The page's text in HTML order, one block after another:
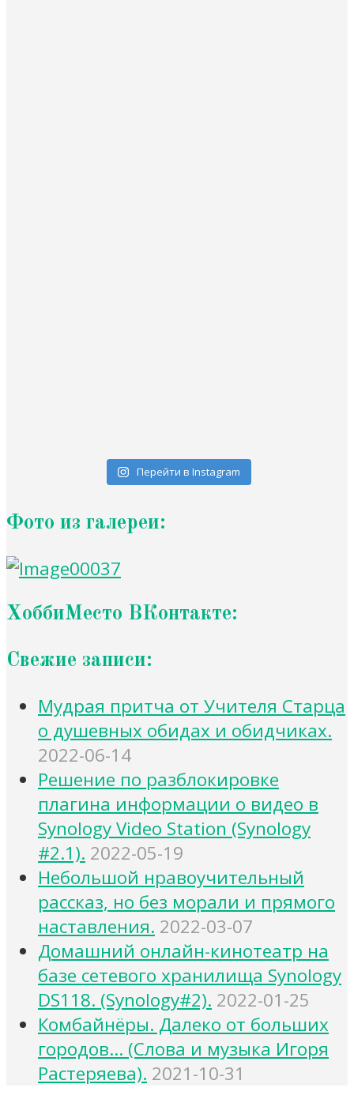
Перейти в Instagram
Фото из галереи:
ХоббиМесто ВКонтакте:
Свежие записи:
Мудрая притча от Учителя Старца
о душевных обидах и обидчиках.
2022-06-14
Решение по разблокировке
плагина информации о видео в
Synology Video Station (Synology
#2.1). 2022-05-19
Небольшой нравоучительный
рассказ, но без морали и прямого
наставления. 2022-03-07
Домашний онлайн-кинотеатр на
базе сетевого хранилища Synology
DS118. (Synology#2). 2022-01-25
Комбайнёры. Далеко от больших
городов… (Слова и музыка Игоря
Растеряева). 2021-10-31